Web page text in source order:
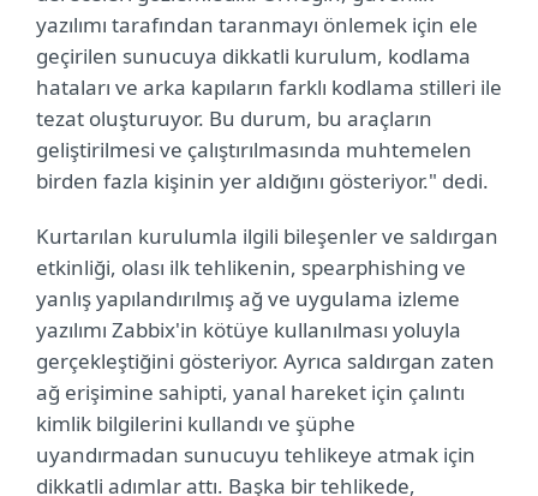
yazılımı tarafından taranmayı önlemek için ele
geçirilen sunucuya dikkatli kurulum, kodlama
hataları ve arka kapıların farklı kodlama stilleri ile
tezat oluşturuyor. Bu durum, bu araçların
geliştirilmesi ve çalıştırılmasında muhtemelen
birden fazla kişinin yer aldığını gösteriyor." dedi.
Kurtarılan kurulumla ilgili bileşenler ve saldırgan
etkinliği, olası ilk tehlikenin, spearphishing ve
yanlış yapılandırılmış ağ ve uygulama izleme
yazılımı Zabbix'in kötüye kullanılması yoluyla
gerçekleştiğini gösteriyor. Ayrıca saldırgan zaten
ağ erişimine sahipti, yanal hareket için çalıntı
kimlik bilgilerini kullandı ve şüphe
uyandırmadan sunucuyu tehlikeye atmak için
dikkatli adımlar attı. Başka bir tehlikede,